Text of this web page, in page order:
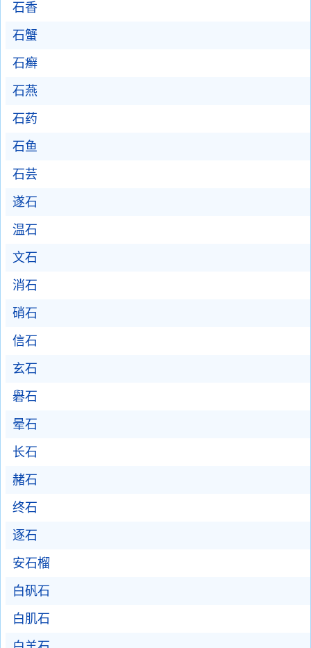
石香
石蟹
石癣
石燕
石药
石鱼
石芸
遂石
温石
文石
消石
硝石
信石
玄石
礜石
晕石
长石
赭石
终石
逐石
安石榴
白矾石
白肌石